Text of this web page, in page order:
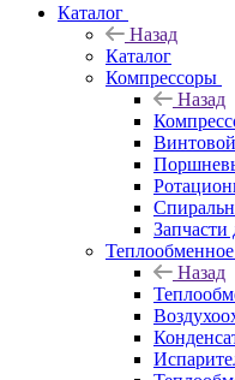
Каталог
Назад
Каталог
Компрессоры
Назад
Запчасти
Назад